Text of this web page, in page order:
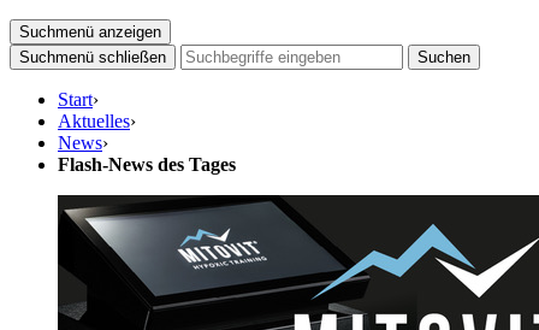
Suchmenü anzeigen
Suchmenü schließen
Suchen
Start›
Aktuelles›
News›
Flash-News des Tages